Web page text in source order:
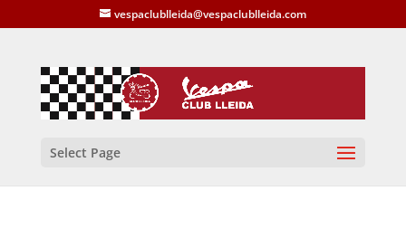
vespaclublleida@vespaclublleida.com
Select Page